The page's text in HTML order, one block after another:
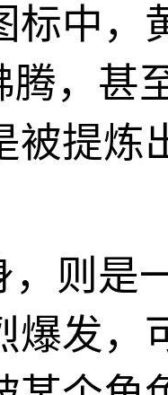
标中，
腾，甚
被提炼
，则是
爆发，